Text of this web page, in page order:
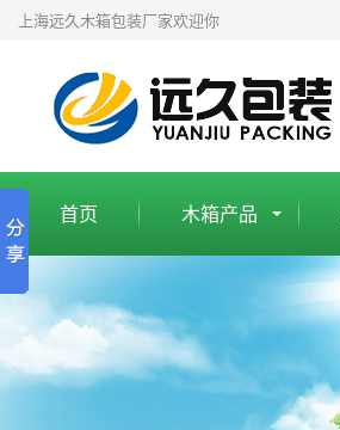
上海远久木箱包装厂家欢迎你
首页 木箱产品